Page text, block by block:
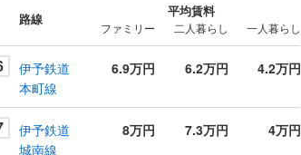
路線 平均賃料
ファミリー 二人暮らし 一人暮らし
伊予鉄道
本町線
6.9万円 6.2万円 4.2万円
伊予鉄道
城南線
8万円 7.3万円 4万円